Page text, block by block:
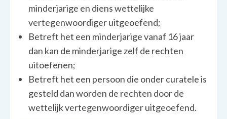
minderjarige en diens wettelijke
vertegenwoordiger uitgeoefend;
Betreft het een minderjarige vanaf 16 jaar
dan kan de minderjarige zelf de rechten
uitoefenen;
Betreft het een persoon die onder curatele is
gesteld dan worden de rechten door de
wettelijk vertegenwoordiger uitgeoefend.